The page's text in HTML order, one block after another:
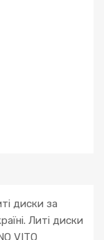
диски за
Литі диски
VITO